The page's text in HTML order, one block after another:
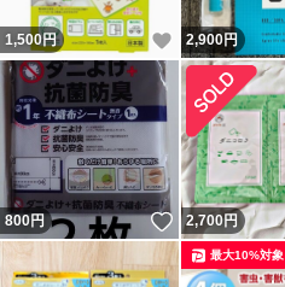
1,500円 いいね！
2,900円
800円 いいね！
2,700円
最大10%対象